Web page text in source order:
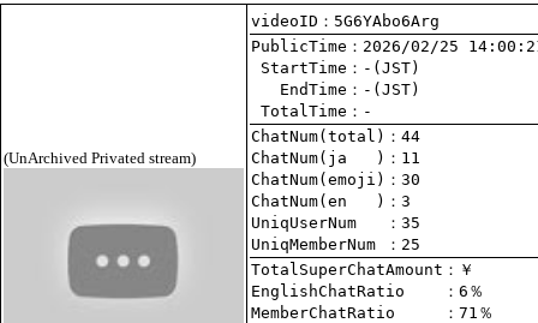
(UnArchived Privated stream)
videoID：5G6YAbo6Arg
PublicTime
StartTime
   EndTime
TotalTime ：-
ChatNum(total)
ChatNum(ja   )
ChatNum(emoji)
ChatNum(en   )
UniqUserNum
：35
UniqMemberNum
：25
TotalSuperChatAmount
EnglishChatRatio
MemberChatRatio